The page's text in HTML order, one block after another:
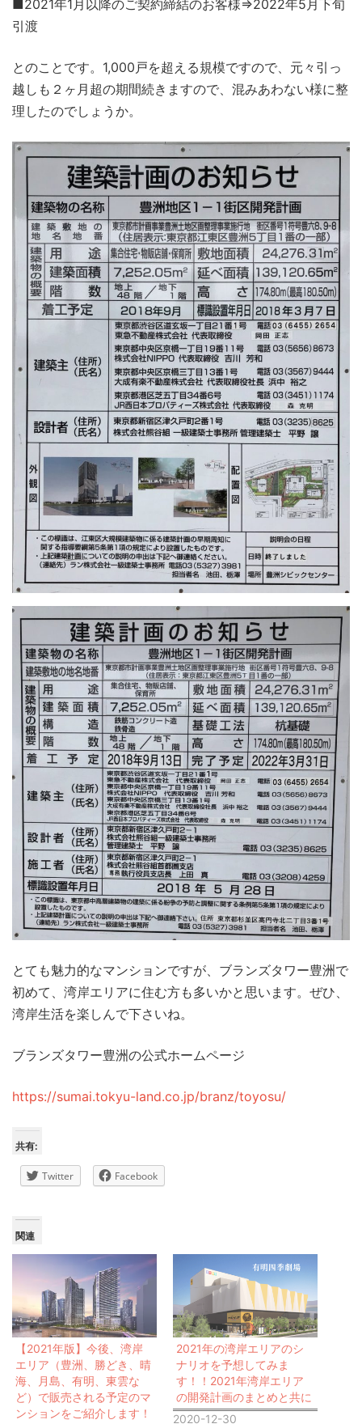
■2021年1月以降のご契約締結のお客様⇒2022年5月下旬
引渡
とのことです。1,000戸を超える規模ですので、元々引っ
越しも２ヶ月超の期間続きますので、混みあわない様に整
理したのでしょうか。
とても魅力的なマンションですが、ブランズタワー豊洲で
初めて、湾岸エリアに住む方も多いかと思います。ぜひ、
湾岸生活を楽しんで下さいね。
ブランズタワー豊洲の公式ホームページ
https://sumai.tokyu-land.co.jp/branz/toyosu/
共有:
Twitter Facebook
関連
【2021年版】今後、湾岸
エリア（豊洲、勝どき、晴
海、月島、有明、東雲な
ど）で販売される予定のマ
ンションをご紹介します！
2021年の湾岸エリアのシ
ナリオを予想してみま
す！！2021年湾岸エリア
の開発計画のまとめと共に
2020-12-30